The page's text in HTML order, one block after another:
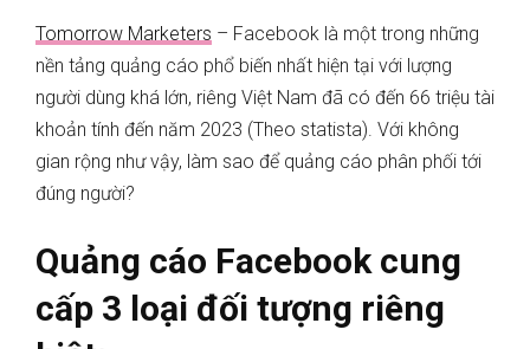
Tomorrow Marketers – Facebook là một trong những
nền tảng quảng cáo phổ biến nhất hiện tại với lượng
người dùng khá lớn, riêng Việt Nam đã có đến 66 triệu tài
khoản tính đến năm 2023 (Theo statista). Với không
gian rộng như vậy, làm sao để quảng cáo phân phối tới
đúng người?
Quảng cáo Facebook cung
cấp 3 loại đối tượng riêng